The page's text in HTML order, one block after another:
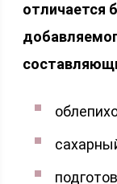
отличается